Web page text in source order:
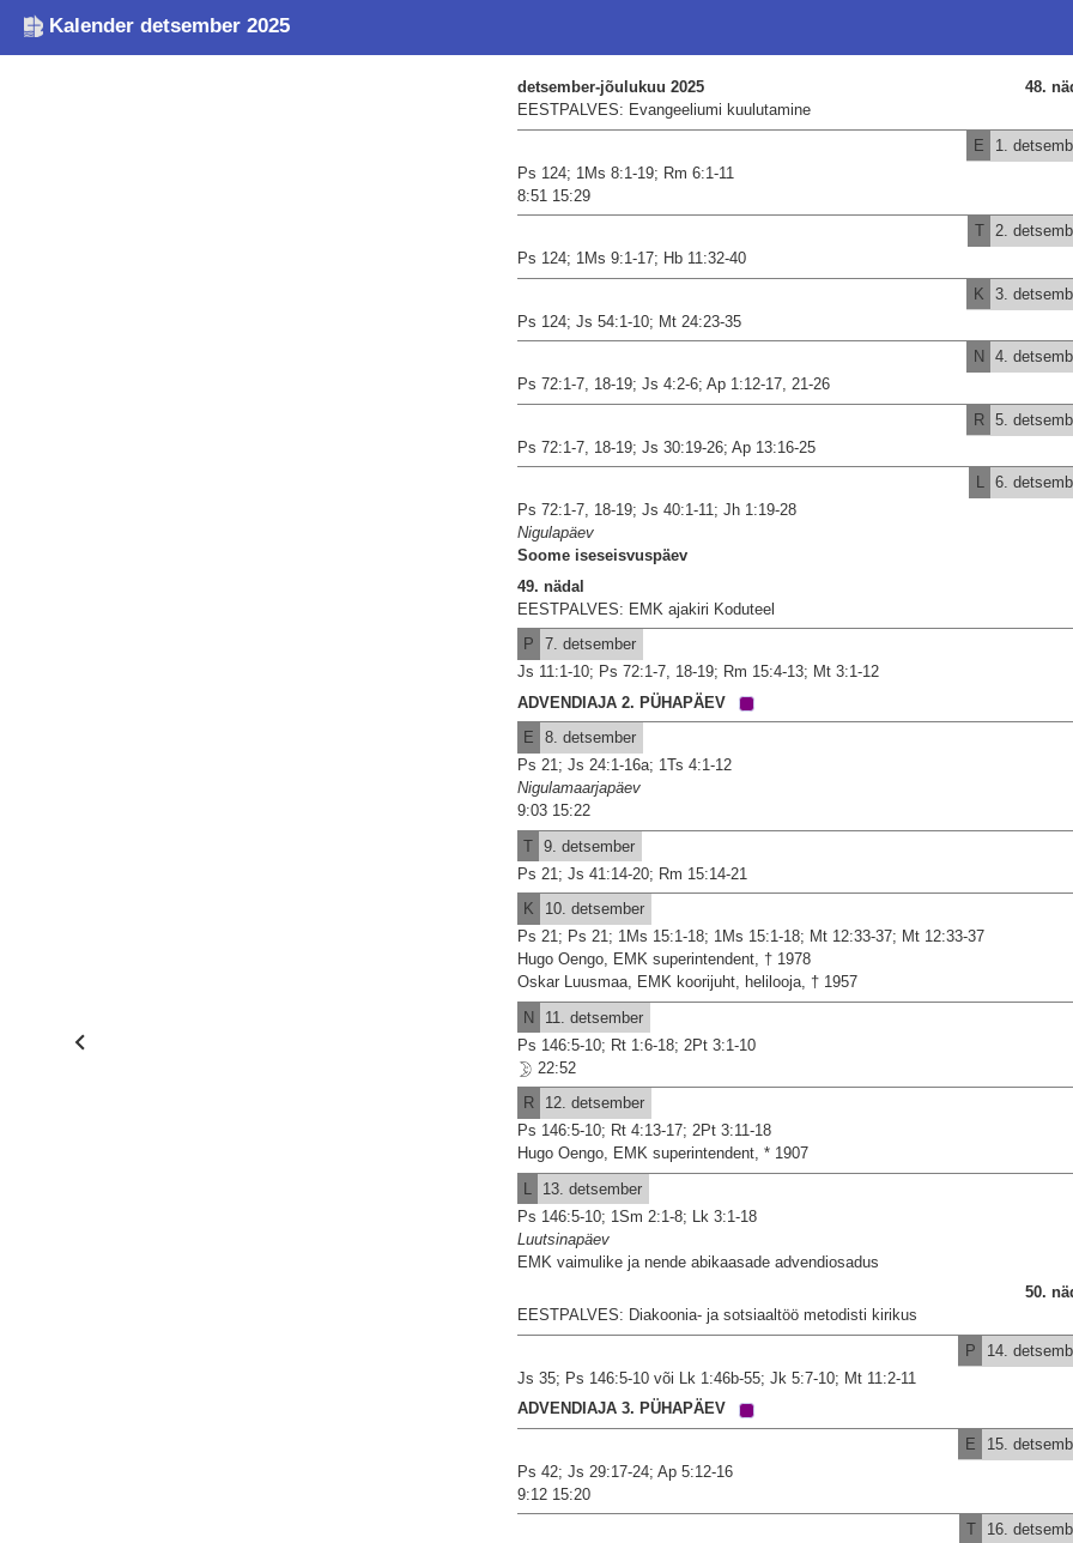
Kalender detsember 2025
48.
detsember-jõulukuu 2025
EESTPALVES: Evangeeliumi kuulutamine
E
1.
Ps 124; 1Ms 8:1-19; Rm 6:1-11
8:51 15:29
T
2.
Ps 124; 1Ms 9:1-17; Hb 11:32-40
K
3.
Ps 124; Js 54:1-10; Mt 24:23-35
N
4.
Ps 72:1-7, 18-19; Js 4:2-6; Ap 1:12-17, 21-26
R
5.
Ps 72:1-7, 18-19; Js 30:19-26; Ap 13:16-25
L
6.
Ps 72:1-7, 18-19; Js 40:1-11; Jh 1:19-28
Nigulapäev
Soome iseseisvuspäev
49. nädal
EESTPALVES: EMK ajakiri Koduteel
P
7. detsember
Js 11:1-10; Ps 72:1-7, 18-19; Rm 15:4-13; Mt 3:1-12
ADVENDIAJA 2. PÜHAPÄEV
E
8. detsember
Ps 21; Js 24:1-16a; 1Ts 4:1-12
Nigulamaarjapäev
9:03 15:22
T 9. detsember
Ps 21; Js 41:14-20; Rm 15:14-21
K
10. detsember
Ps 21; Ps 21; 1Ms 15:1-18; 1Ms 15:1-18; Mt 12:33-37; Mt 12:33-37
Hugo Oengo, EMK superintendent, † 1978
Oskar Luusmaa, EMK koorijuht, helilooja, † 1957
N
11. detsember
Ps 146:5-10; Rt 1:6-18; 2Pt 3:1-10
22:52
R
12. detsember
Ps 146:5-10; Rt 4:13-17; 2Pt 3:11-18
Hugo Oengo, EMK superintendent, * 1907
13. detsember
Ps 146:5-10; 1Sm 2:1-8; Lk 3:1-18
Luutsinapäev
EMK vaimulike ja nende abikaasade advendiosadus
50.
EESTPALVES: Diakoonia- ja sotsiaaltöö metodisti kirikus
P
14.
Js 35; Ps 146:5-10 või Lk 1:46b-55; Jk 5:7-10; Mt 11:2-11
ADVENDIAJA 3. PÜHAPÄEV
E
15.
Ps 42; Js 29:17-24; Ap 5:12-16
9:12 15:20
T
16.